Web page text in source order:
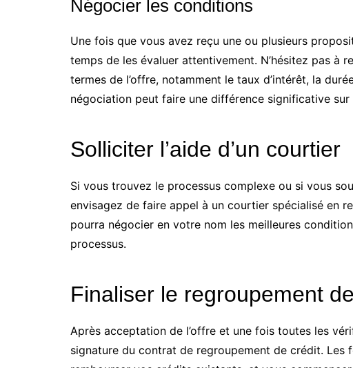
Négocier les conditions
Une fois que vous avez reçu une ou plusieurs
temps de les évaluer attentivement. N’hésitez pas à
termes de l’offre, notamment le taux d’intérêt, la
négociation peut faire une différence significative
Solliciter l’aide d’un courtier
Si vous trouvez le processus complexe ou si vous
envisagez de faire appel à un courtier spécialisé en
pourra négocier en votre nom les meilleures
processus.
Finaliser le regroupement
Après acceptation de l’offre et une fois toutes les
signature du contrat de regroupement de crédit. Les